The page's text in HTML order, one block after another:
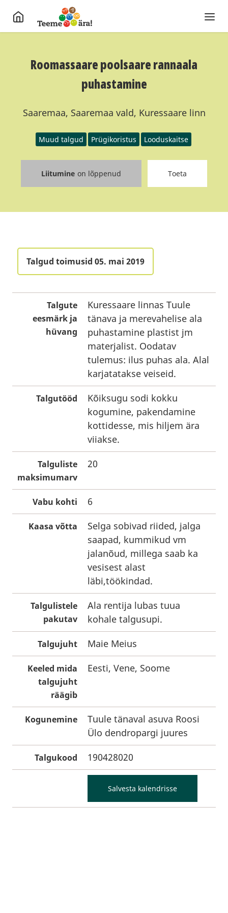
Roomassaare poolsaare rannaala
puhastamine
Saaremaa, Saaremaa vald, Kuressaare linn
Muud talgud Prügikoristus Looduskaitse
Liitumine on lõppenud Toeta
Talgud toimusid 05. mai 2019
Talgute
eesmärk ja
hüvang
Kuressaare linnas Tuule
tänava ja merevahelise ala
puhastamine plastist jm
materjalist. Oodatav
tulemus: ilus puhas ala. Alal
karjatatakse veiseid.
Talgutööd
Kõiksugu sodi kokku
kogumine, pakendamine
kottidesse, mis hiljem ära
viiakse.
Talguliste
maksimumarv
20
Vabu kohti 6
Kaasa võtta
Selga sobivad riided, jalga
saapad, kummikud vm
jalanõud, millega saab ka
vesisest alast
läbi,töökindad.
Talgulistele
pakutav
Ala rentija lubas tuua
kohale talgusupi.
Talgujuht Maie Meius
Keeled mida
talgujuht
räägib
Eesti, Vene, Soome
Kogunemine
Tuule tänaval asuva Roosi
Ülo dendropargi juures
Talgukood 190428020
Salvesta kalendrisse